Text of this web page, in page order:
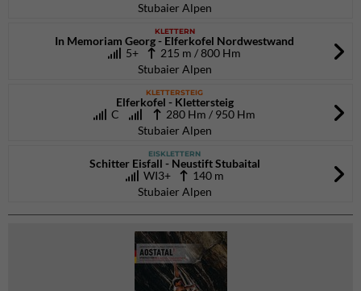
Stubaier Alpen
KLETTERN
In Memoriam Georg - Elferkofel Nordwestwand
5+
215 m / 800 Hm
Stubaier Alpen
KLETTERSTEIG
Elferkofel - Klettersteig
C
280 Hm / 950 Hm
Stubaier Alpen
EISKLETTERN
Schitter Eisfall - Neustift Stubaital
WI3+ 140 m
Stubaier Alpen